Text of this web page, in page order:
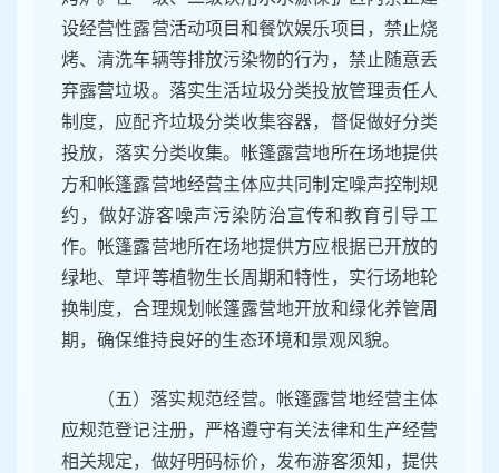
设经营性露营活动项目和餐饮娱乐项目，禁止烧
烤、清洗车辆等排放污染物的行为，禁止随意丢
弃露营垃圾。落实生活垃圾分类投放管理责任人
制度，应配齐垃圾分类收集容器，督促做好分类
投放，落实分类收集。帐篷露营地所在场地提供
方和帐篷露营地经营主体应共同制定噪声控制规
约，做好游客噪声污染防治宣传和教育引导工
作。帐篷露营地所在场地提供方应根据已开放的
绿地、草坪等植物生长周期和特性，实行场地轮
换制度，合理规划帐篷露营地开放和绿化养管周
期，确保维持良好的生态环境和景观风貌。
（五）落实规范经营。帐篷露营地经营主体
应规范登记注册，严格遵守有关法律和生产经营
相关规定，做好明码标价，发布游客须知，提供